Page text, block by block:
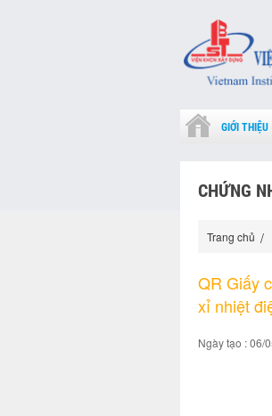
GIỚI THIỆU
CHỨNG
Trang chủ
QR Giấy
xỉ nhiệt
Ngày tạo : 06/